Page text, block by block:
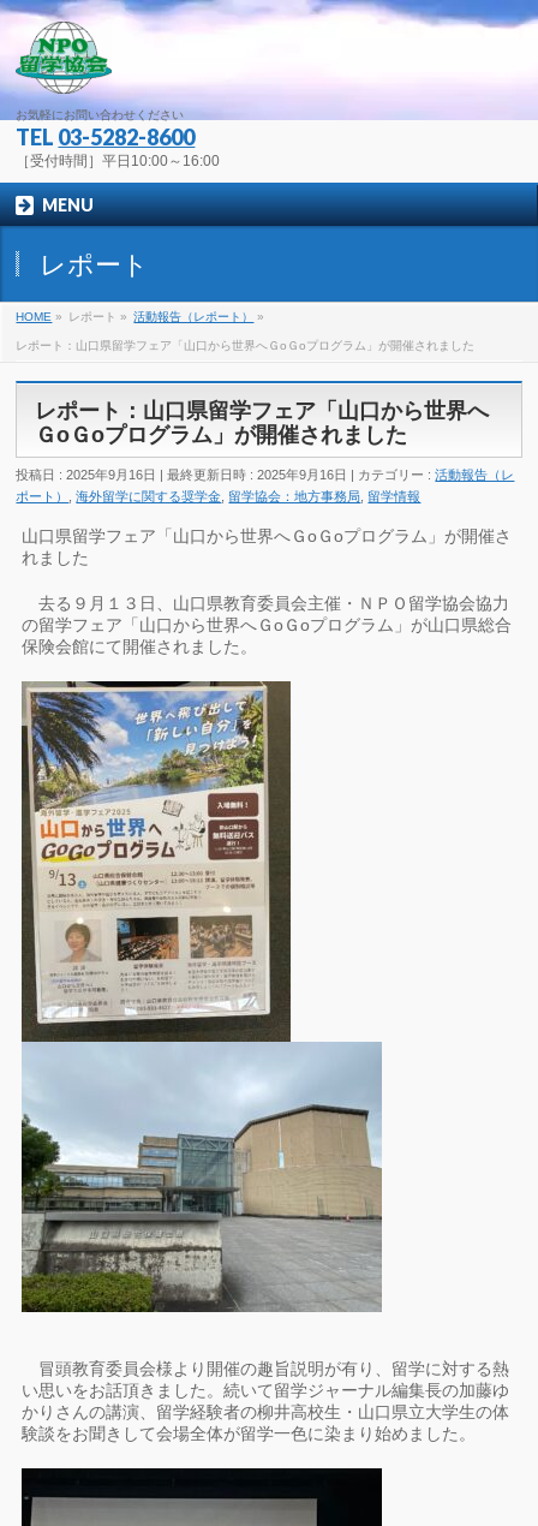
お気軽にお問い合わせください
TEL 03-5282-8600
［受付時間］平日10:00～16:00
MENU
レポート
HOME » レポート » 活動報告（レポート） »
レポート：山口県留学フェア「山口から世界へＧoＧoプログラム」が開催されました
レポート：山口県留学フェア「山口から世界へ
ＧoＧoプログラム」が開催されました
投稿日 : 2025年9月16日 最終更新日時 : 2025年9月16日 カテゴリー :活動報告（レ
ポート）
,海外留学に関する奨学金 留学協会：地方事務局 留学情報
山口県留学フェア「山口から世界へＧoＧoプログラム」が開催さ
れました
去る９月１３日、山口県教育委員会主催・ＮＰＯ留学協会協力
の留学フェア「山口から世界へＧoＧoプログラム」が山口県総合
保険会館にて開催されました。
冒頭教育委員会様より開催の趣旨説明が有り、留学に対する熱
い思いをお話頂きました。続いて留学ジャーナル編集長の加藤ゆ
かりさんの講演、留学経験者の柳井高校生・山口県立大学生の体
験談をお聞きして会場全体が留学一色に染まり始めました。